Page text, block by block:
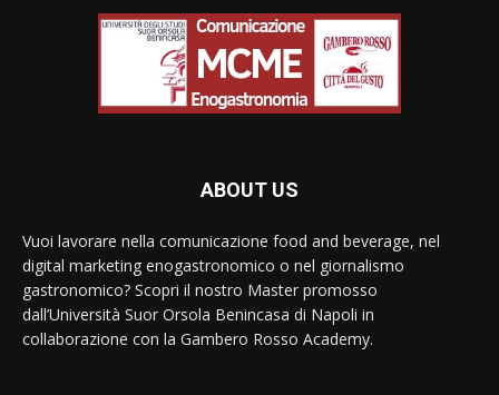
ABOUT US
Vuoi lavorare nella comunicazione food and beverage, nel
digital marketing enogastronomico o nel giornalismo
gastronomico? Scopri il nostro Master promosso
dall’Università Suor Orsola Benincasa di Napoli in
collaborazione con la Gambero Rosso Academy.